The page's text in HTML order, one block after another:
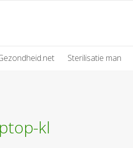
Sterilisatie man
kl